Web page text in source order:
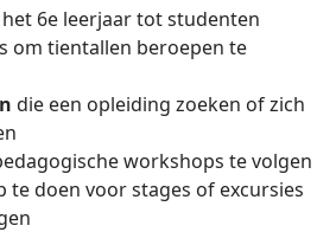
6e leerjaar tot studenten
om tientallen beroepen te
die een opleiding zoeken of zich
workshops te volgen
te doen voor stages of excursies